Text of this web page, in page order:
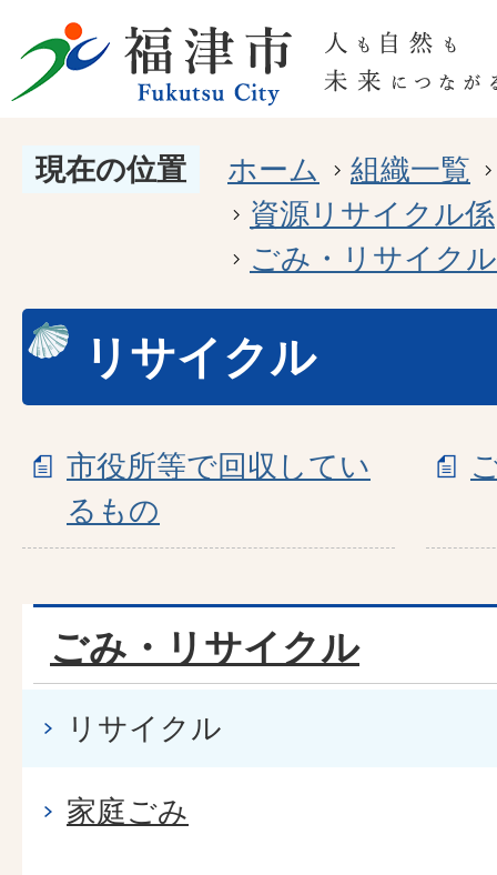
現在の位置 ホーム
組織一覧
資源リサイクル係
ごみ・リサイクル
リサイクル
市役所等で回収してい
るもの
ごみ・リサイクル
リサイクル
家庭ごみ